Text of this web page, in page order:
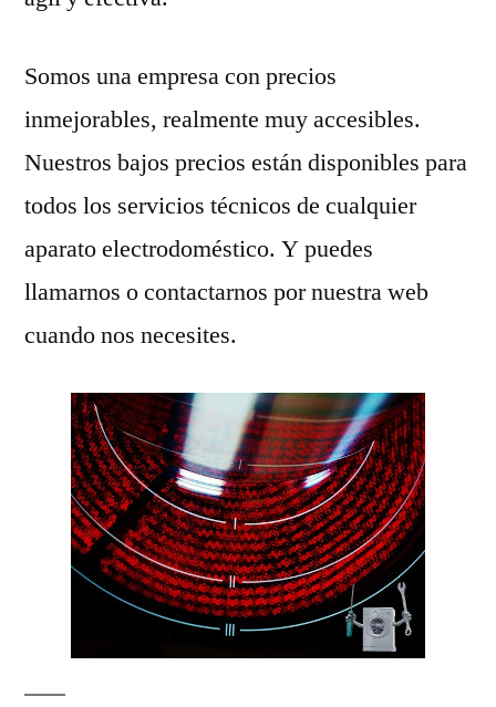
Somos una empresa con precios
inmejorables, realmente muy accesibles.
Nuestros bajos precios están disponibles para
todos los servicios técnicos de cualquier
aparato electrodoméstico. Y puedes
llamarnos o contactarnos por nuestra web
cuando nos necesites.